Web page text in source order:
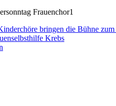
bringen die Bühne zum
Krebs